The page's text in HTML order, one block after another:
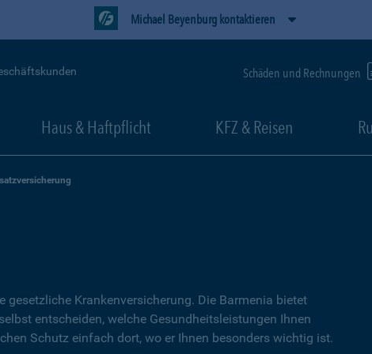
Michael Beyenburg kontaktieren
Schäden und Rechnungen
Haus & Haftpflicht KFZ & Reisen
gesetzliche Kranken­versicherung. Die Barmenia bietet
entscheiden, welche Gesundheitsleistungen Ihnen
Schutz einfach dort, wo er Ihnen besonders wichtig ist.